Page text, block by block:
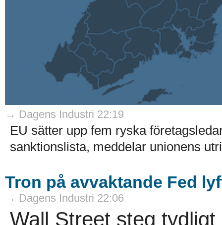
→ Dagens Industri 22:19
EU sätter upp fem ryska
sanktionslista, meddelar unionens
Tron på avvaktande Fed
→ Dagens Industri 22:06
Wall Street steg